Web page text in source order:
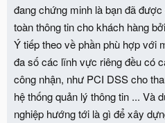
đang chứng minh là bạn đã
toàn thông tin cho khách hàng
Ý tiếp theo về phần phù hợp với
đa số các lĩnh vực riêng đều có
công nhận, như PCI DSS cho
hệ thống quản lý thông tin ... Và
nghiệp hướng tới là gì để xây